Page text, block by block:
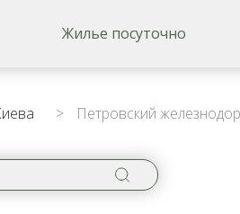
Жилье посуточно
> Петровский